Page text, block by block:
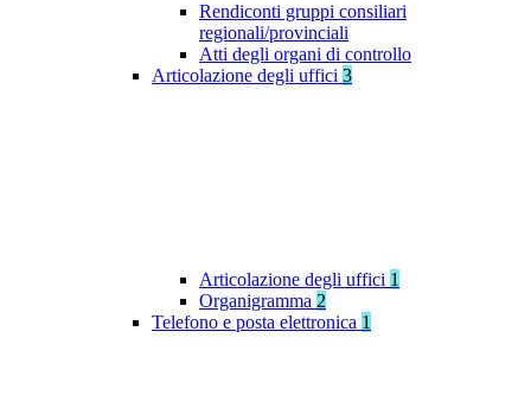
Rendiconti gruppi consiliari
regionali/provinciali
Atti degli organi di controllo
Articolazione degli uffici 3
Articolazione degli uffici 1
Organigramma 2
Telefono e posta elettronica 1